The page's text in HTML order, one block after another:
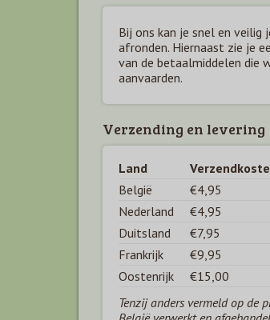
Bij ons kan je snel en veilig
afronden. Hiernaast zie je
van de betaalmiddelen die
aanvaarden.
Verzending en levering
Land
België
€4,95
Nederland
€4,95
Duitsland
€7,95
Frankrijk
€9,95
Oostenrijk
€15,00
Tenzij anders vermeld op de